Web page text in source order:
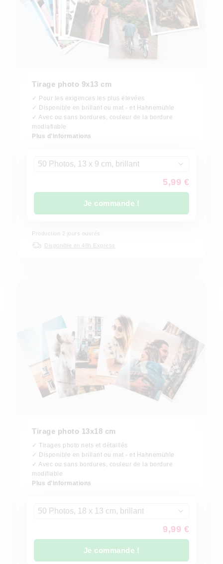
Tirage photo 9x13 cm
✓ Pour les exigences les plus élevées
✓ Disponible en brillant ou mat - et Hahnemühle
✓ Avec ou sans bordures, couleur de la bordure
modiafiable
Plus d'informations
50 Photos, 13 x 9 cm, brillant
5,99 €
Je commande !
Production 2 jours ouvrés
Disponible en 48h Express
Tirage photo 13x18 cm
✓ Tirages photo nets et détaillés
✓ Disponible en brillant ou mat - et Hahnemühle
✓ Avec ou sans bordures, couleur de la bordure
modifiable
Plus d'informations
50 Photos, 18 x 13 cm, brillant
9,99 €
Je commande !